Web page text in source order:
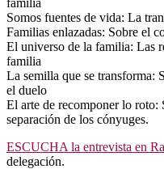
familia
Somos fuentes de vida: La
Familias enlazadas: Sobre el
El universo de la familia: Las
familia
La semilla que se transforma:
el duelo
El arte de recomponer lo
separación de los cónyuges.
ESCUCHA la entrevista en
delegación.